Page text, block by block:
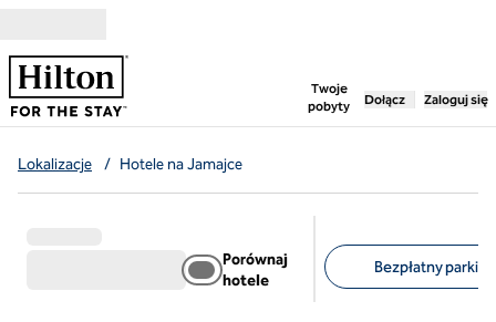
Twoje
pobyty
,otwiera nową
Dołącz Zaloguj się
Lokalizacje / Hotele na Jamajce
Porównaj
hotele
Bezpłatny